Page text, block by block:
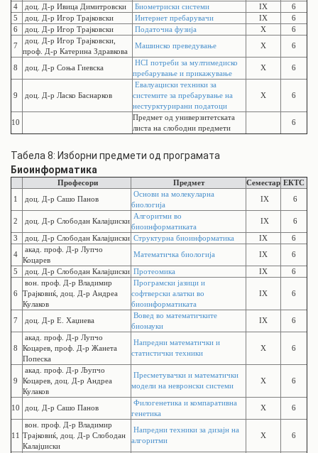
4 доц. Д-р Ивица Димитровски Биометриски системи IX
6
5
доц. Д-р Игор Трајковски Интернет пребарувачи IX
6
6
доц. Д-р Игор Трајковски Податочна фузија X 6
7
доц. Д-р Игор Трајковски,
проф. Д-р Катерина Здравкова
Машинско преведување X 6
8 доц. Д-р Соња Гиевска
HCI потреби за мултимедиско
пребарување и прикажување
X 6
9 доц. Д-р Ласко Баснарков
Евалуациски техники за
системите за пребарување на
нестурктурирани податоци
X 6
10
Предмет од универзитетската
листа на слободни предмети
6
Табела 8: Изборни предмети од програмата
Биоинформатика
Професори Предмет Семестар ЕКТС
1 доц. Д-р Сашо Панов
Основи на молекуларна
биологија
IX 6
2 доц. Д-р Слободан Калајџиски
Алгоритми во
биоинформатиката
IX 6
3 доц. Д-р Слободан Калајџиски Структурна биоинформатика IX 6
4
акад. проф. Д-р Лупчо
Коцарев
Математичка биологија IX 6
5 доц. Д-р Слободан Калајџиски Протеомика IX 6
6
вон. проф. Д-р Владимир
Трајковиќ, доц. Д-р Андреа
Кулаков
Програмски јазици и
софтверски алатки во
биоинформатиката
IX 6
7 доц. Д-р Е. Хаџиева
Вовед во математичките
бионауки
IX 6
8
акад. проф. Д-р Лупчо
Коцарев, проф. Д-р Жанета
Попеска
Напредни математички и
статистички техники
X 6
9
акад. проф. Д-р Љупчо
Коцарев, доц. Д-р Андреа
Кулаков
Пресметувачки и математички
модели на невронски системи
X 6
10 доц. Д-р Сашо Панов
Филогенетика и компаративна
генетика
X 6
11
вон. проф. Д-р Владимир
Трајковиќ, доц. Д-р Слободан
Калајџиски
Напредни техники за дизајн на
алгоритми
X 6